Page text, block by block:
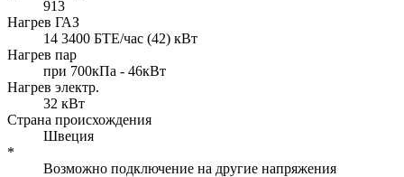
913
Нагрев ГАЗ
14 3400 БТЕ/час (42) кВт
Нагрев пар
при 700кПа - 46кВт
Нагрев электр.
32 кВт
Страна происхождения
Швеция
*
Возможно подключение на другие напряжения